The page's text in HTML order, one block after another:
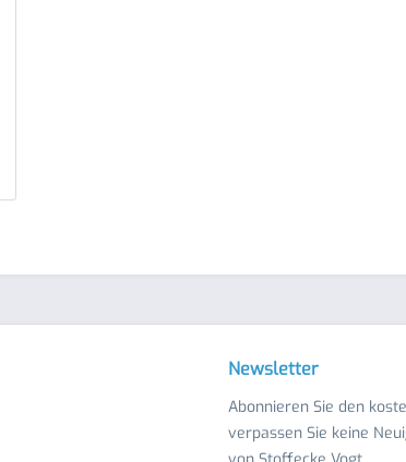
Newsletter
Abonnieren Sie den
verpassen Sie keine